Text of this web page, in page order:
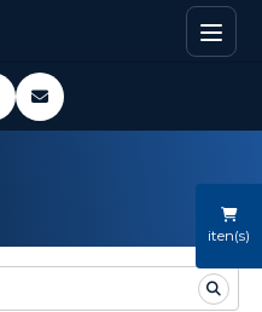
iten(s)